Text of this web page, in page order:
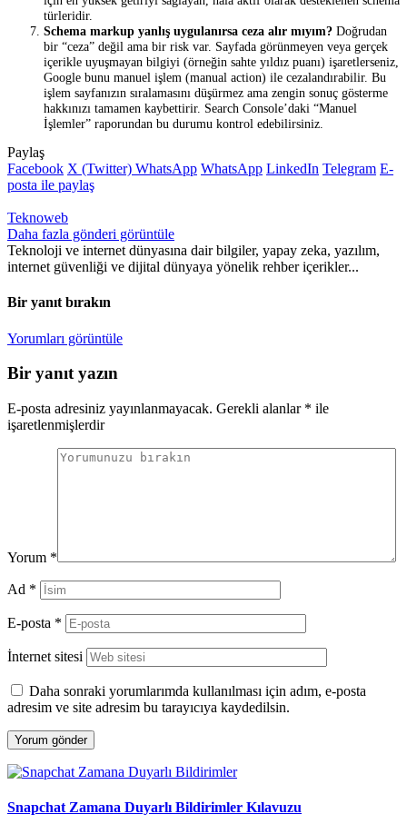
türleridir.
Schema markup yanlış uygulanırsa ceza alır mıyım? Doğrudan
bir “ceza” değil ama bir risk var. Sayfada görünmeyen veya gerçek
içerikle uyuşmayan bilgiyi (örneğin sahte yıldız puanı) işaretlerseniz,
Google bunu manuel işlem (manual action) ile cezalandırabilir. Bu
işlem sayfanızın sıralamasını düşürmez ama zengin sonuç gösterme
hakkınızı tamamen kaybettirir. Search Console’daki “Manuel
İşlemler” raporundan bu durumu kontrol edebilirsiniz.
Paylaş
Facebook X (Twitter) WhatsApp WhatsApp LinkedIn Telegram E-
posta ile paylaş
Teknoweb
Daha fazla gönderi görüntüle
Teknoloji ve internet dünyasına dair bilgiler, yapay zeka, yazılım,
internet güvenliği ve dijital dünyaya yönelik rehber içerikler...
Bir yanıt bırakın
Yorumları görüntüle
Bir yanıt yazın
E-posta adresiniz yayınlanmayacak. Gerekli alanlar * ile
işaretlenmişlerdir
Yorum *
Ad *
E-posta *
İnternet sitesi
Daha sonraki yorumlarımda kullanılması için adım, e-posta
adresim ve site adresim bu tarayıcıya kaydedilsin.
Snapchat Zamana Duyarlı Bildirimler Kılavuzu